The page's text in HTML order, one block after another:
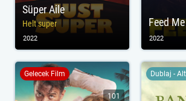
Süper Aile
Helt super
2022
Feed Me
2022
Gelecek Film
101
Dublaj -